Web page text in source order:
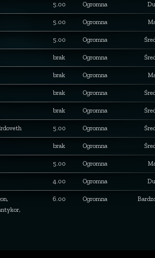
5.00 Ogromna
5.00 Ogromna
5.00 Ogromna
brak Ogromna
brak Ogromna
brak Ogromna
brak Ogromna
5.00 Ogromna
brak Ogromna
5.00 Ogromna
4.00 Ogromna
6.00 Ogromna